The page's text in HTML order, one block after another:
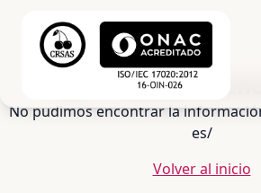
404 - Ciudad no
No pudimos encontrar la
es/
Volver al inicio